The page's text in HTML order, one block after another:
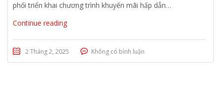
phối triển khai chương trình khuyến mãi hấp dẫn…
Continue reading
2 Tháng 2, 2025 Không có bình luận